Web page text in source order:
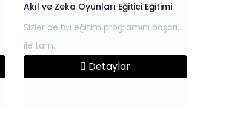
Akıl ve Zeka Oyunları Eğitici Eğitimi
Sizler de bu eğitim programını başarı
Detaylar